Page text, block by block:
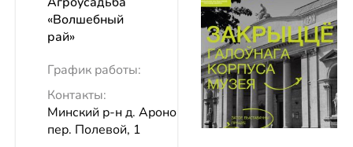
«Волшебный
рай»
График работы:
Контакты:
Минский р-н д. Аронова Слобода
пер. Полевой, 1